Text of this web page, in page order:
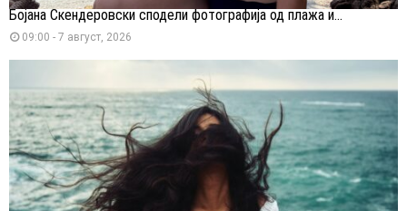
Бојана Скендеровски сподели фотографија од плажа и...
09:00 - 7 август, 2026